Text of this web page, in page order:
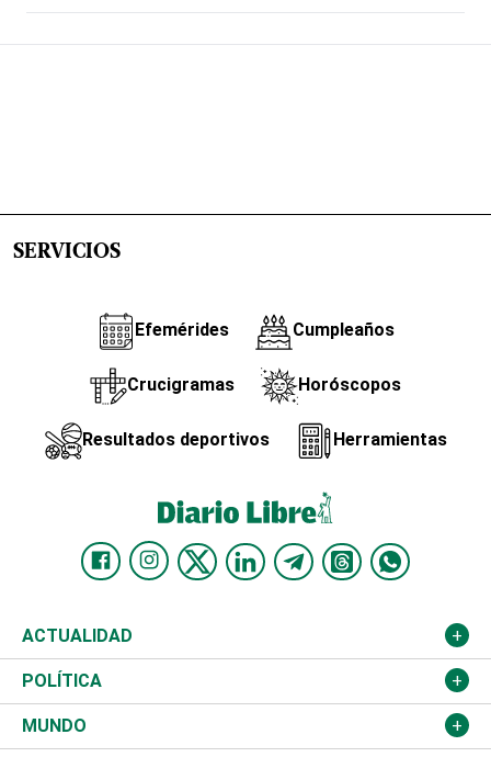
SERVICIOS
Efemérides Cumpleaños
Crucigramas Horóscopos
Resultados deportivos Herramientas
ACTUALIDAD
Nacional
Ciudad
POLÍTICA
Partidos
MUNDO